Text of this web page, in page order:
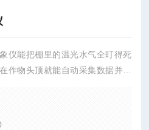
仪能把棚里的温光水气全盯得死
作物头顶就能自动采集数据并上
部分机型甚至能算出积温积光，